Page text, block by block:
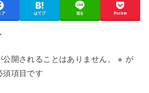
ア はてブ 送る Pocket
開されることはありません。 ※ が
項目です